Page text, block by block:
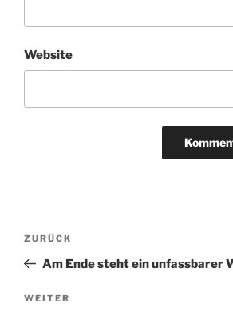
Website
Beitragsnavigation
Vorheriger
Beitrag
ZURÜCK
Am Ende steht ein unfassbarer
Nächster
WEITER